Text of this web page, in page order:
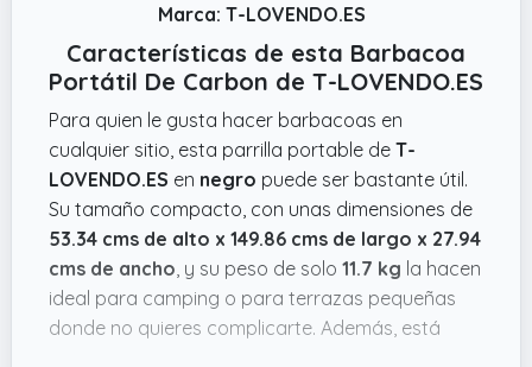
Marca: T-LOVENDO.ES
Características de esta Barbacoa
Portátil De Carbon de T-LOVENDO.ES
Para quien le gusta hacer barbacoas en
cualquier sitio, esta parrilla portable de T-
LOVENDO.ES en negro puede ser bastante útil.
Su tamaño compacto, con unas dimensiones de
53.34 cms de alto x 149.86 cms de largo x 27.94
cms de ancho , y su peso de solo 11.7 kg la hacen
ideal para camping o para terrazas pequeñas
donde no quieres complicarte. Además, está